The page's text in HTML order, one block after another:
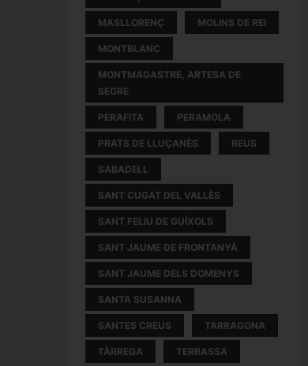
MASLLORENÇ MOLINS DE REI
MONTBLANC
MONTMAGASTRE, ARTESA DE
SEGRE
PERAFITA PERAMOLA
PRATS DE LLUÇANÈS REUS
SABADELL
SANT CUGAT DEL VALLÈS
SANT FELIU DE GUÍXOLS
SANT JAUME DE FRONTANYÀ
SANT JAUME DELS DOMENYS
SANTA SUSANNA
SANTES CREUS TARRAGONA
TÀRREGA TERRASSA